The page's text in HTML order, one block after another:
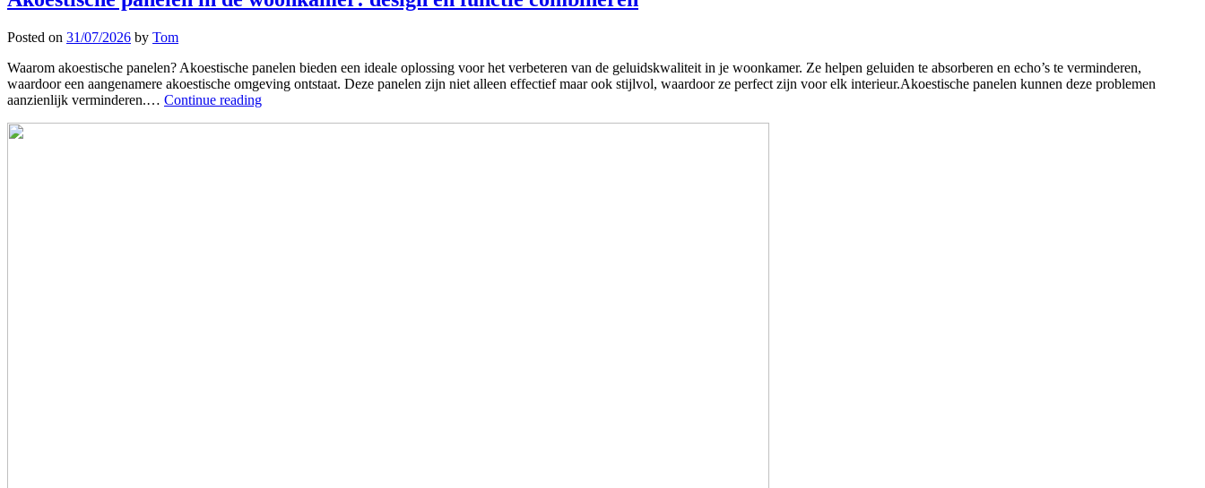
Posted on 31/07/2026 by Tom
Waarom akoestische panelen? Akoestische panelen bieden een ideale oplossing voor het verbeteren van de geluidskwaliteit in je woonkamer. Ze helpen geluiden te absorberen en echo’s te verminderen,
waardoor een aangenamere akoestische omgeving ontstaat. Deze panelen zijn niet alleen effectief maar ook stijlvol, waardoor ze perfect zijn voor elk interieur.Akoestische panelen kunnen deze problemen
aanzienlijk verminderen.… Continue reading